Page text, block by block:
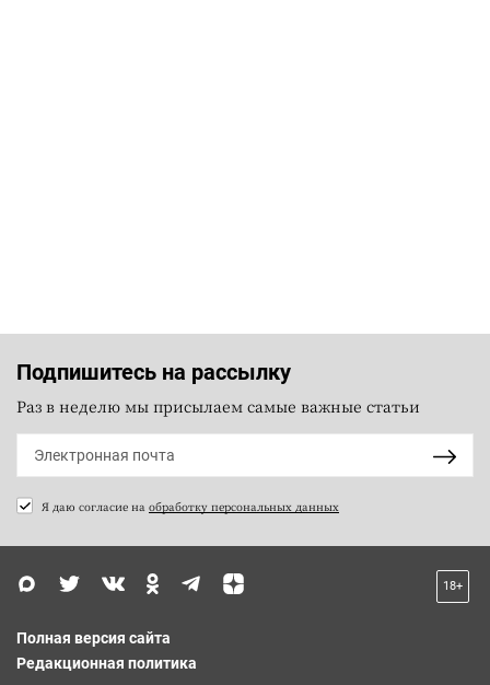
Подпишитесь на рассылку
Раз в неделю мы присылаем самые важные статьи
Я даю согласие на обработку персональных данных
18+
Полная версия сайта
Редакционная политика